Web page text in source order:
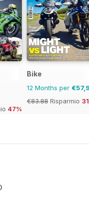
47%
Bike
12 Months per
€83.88 Risparmio